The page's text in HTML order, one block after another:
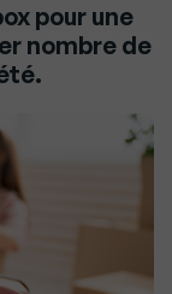
pour une
nombre de